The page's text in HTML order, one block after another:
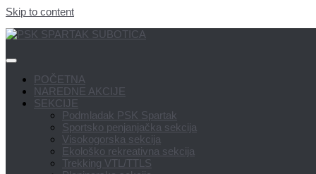
Skip to content
POČETNA
NAREDNE AKCIJE
SEKCIJE
Podmladak PSK Spartak
Sportsko penjanjačka sekcija
Visokogorska sekcija
Ekološko rekreativna sekcija
Trekking VTL/TTLS